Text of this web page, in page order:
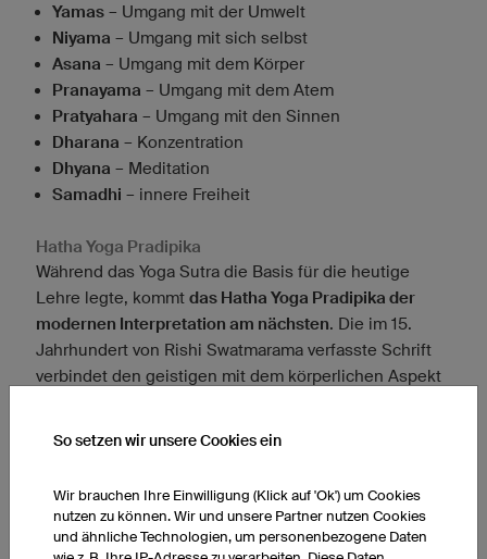
Yamas – Umgang mit der Umwelt
Niyama – Umgang mit sich selbst
Asana – Umgang mit dem Körper
Pranayama – Umgang mit dem Atem
Pratyahara – Umgang mit den Sinnen
Dharana – Konzentration
Dhyana – Meditation
Samadhi – innere Freiheit
Hatha Yoga Pradipika
Während das Yoga Sutra die Basis für die heutige
Lehre legte, kommt das Hatha Yoga Pradipika der
modernen Interpretation am nächsten. Die im 15.
Jahrhundert von Rishi Swatmarama verfasste Schrift
verbindet den geistigen mit dem körperlichen Aspekt
Zu diesem Zweck führte Hatha Yoga Pradipika einige
So setzen wir unsere Cookies ein
Wir brauchen Ihre Einwilligung (Klick auf 'Ok') um Cookies
nutzen zu können. Wir und unsere Partner nutzen Cookies
und ähnliche Technologien, um personenbezogene Daten